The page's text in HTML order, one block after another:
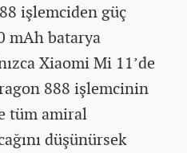
işlemciden güç
mAh batarya
Xiaomi Mi 11’de
888 işlemcinin
tüm amiral
düşünürsek